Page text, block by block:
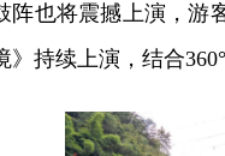
阵也将震撼上演，游
》持续上演，结合